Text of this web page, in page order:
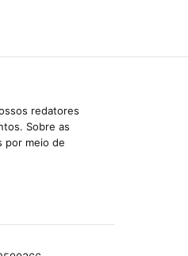
redatores
Sobre as
por meio de